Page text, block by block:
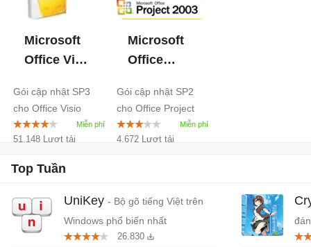
Microsoft
Office Visio
Service
Pack
Gói cập nhật SP3
cho Office Visio
2007
51.148 Lượt tải
Microsoft
Office
2003
Service
Pack 2
Gói cập nhật SP2
cho Office Project
2003
4.672 Lượt tải
Top Tuần
UniKey - Bộ gõ tiếng Việt trên
Windows phổ biến nhất
26.830